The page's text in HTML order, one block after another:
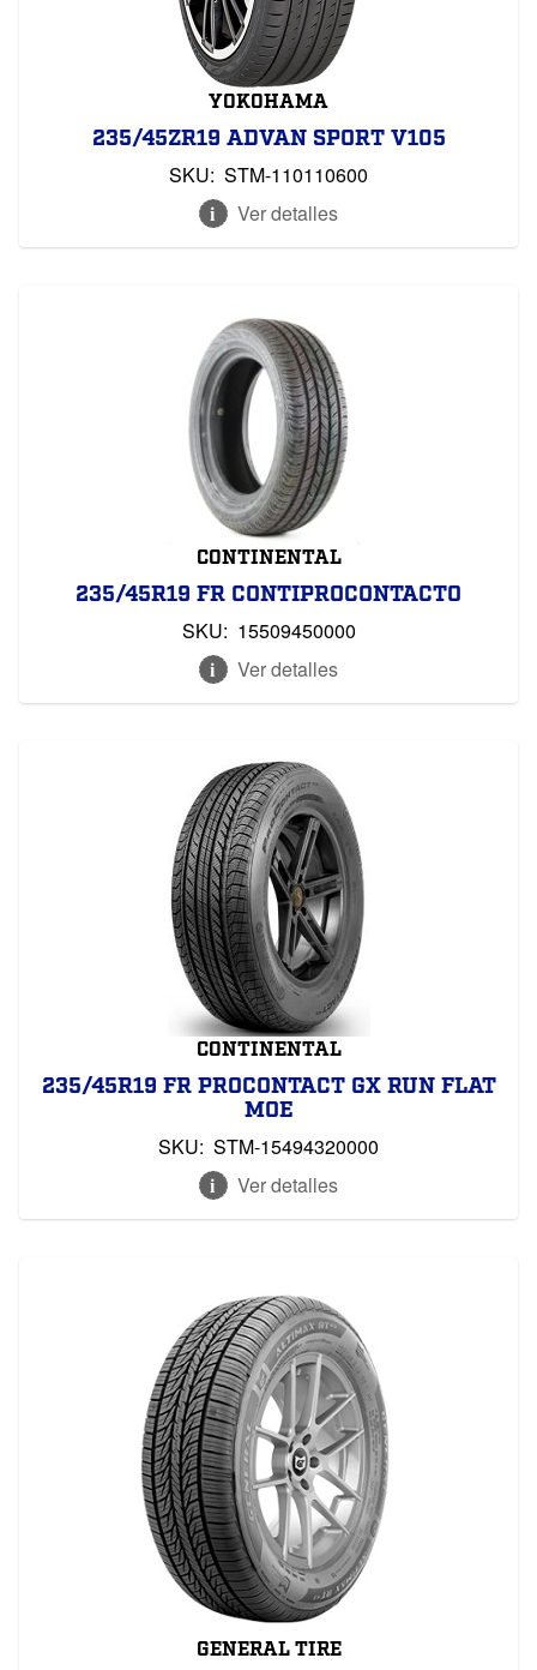
YOKOHAMA
235/45ZR19 ADVAN SPORT V105
SKU: STM-110110600
Ver detalles
CONTINENTAL
235/45R19 FR CONTIPROCONTACTO
SKU: 15509450000
Ver detalles
CONTINENTAL
235/45R19 FR PROCONTACT GX RUN FLAT
MOE
SKU: STM-15494320000
Ver detalles
GENERAL TIRE